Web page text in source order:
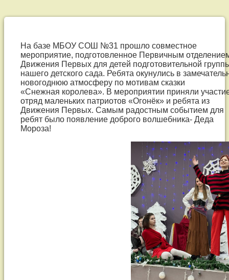
базе
МБОУ
СОШ
№31
прошло
подготовленное
На базе МБОУ СОШ №31 прошло совместное
мероприятие, подготовленное Первичным
Движения Первых для детей подготовительной
нашего детского сада. Ребята окунулись в
новогоднюю атмосферу по мотивам сказки
«Снежная королева». В мероприятии приняли
отряд маленьких патриотов «Огонёк» и ребята из
Движения Первых. Самым радостным событием для
ребят было появление доброго волшебника- Деда
Мороза!